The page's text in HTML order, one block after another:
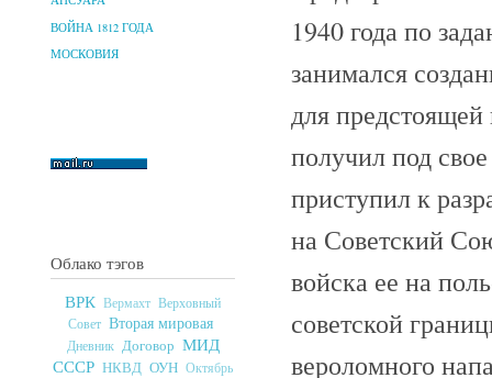
ВОЙНА 1812 ГОДА
МОСКОВИЯ
Облако тэгов
ВРК Вермахт Верховный
Совет Вторая мировая
Дневник Договор МИД
СССР НКВД ОУН Октябрь
1940 года по
занимался
для
получил под
приступил к
на Советский
войска ее на
советской
вероломного